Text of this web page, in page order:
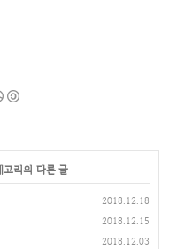
고리의 다른 글
2018.12.18
2018.12.15
2018.12.03